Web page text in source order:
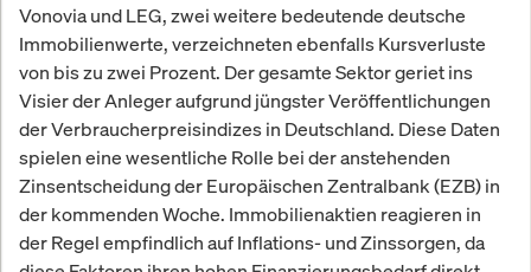
Vonovia und LEG, zwei weitere bedeutende deutsche
Immobilienwerte, verzeichneten ebenfalls Kursverluste
von bis zu zwei Prozent. Der gesamte Sektor geriet ins
Visier der Anleger aufgrund jüngster Veröffentlichungen
der Verbraucherpreisindizes in Deutschland. Diese Daten
spielen eine wesentliche Rolle bei der anstehenden
Zinsentscheidung der Europäischen Zentralbank (EZB) in
der kommenden Woche. Immobilienaktien reagieren in
der Regel empfindlich auf Inflations- und Zinssorgen, da